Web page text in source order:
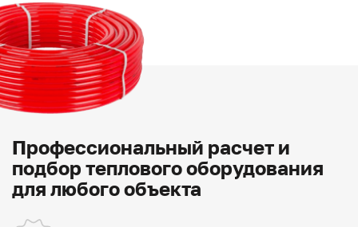
Профессиональный расчет и
подбор теплового оборудования
для любого объекта